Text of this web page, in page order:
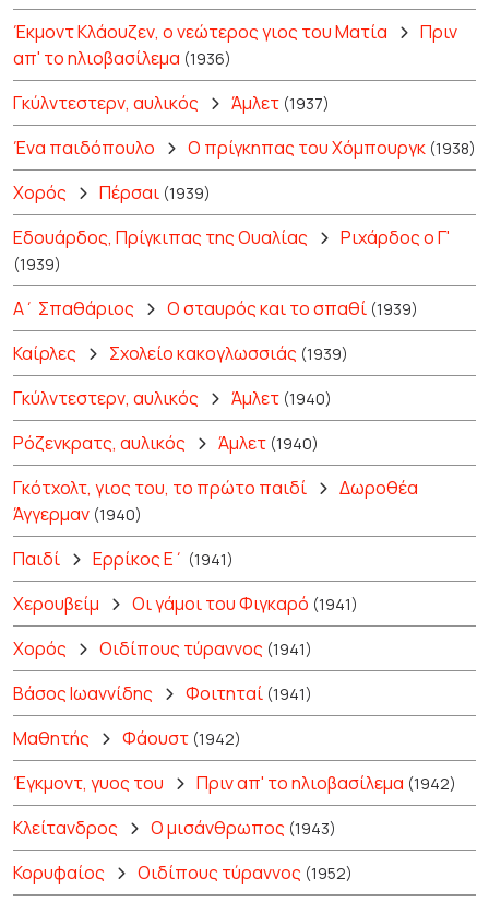
Έκμοντ Κλάουζεν, ο νεώτερος γιος του Ματία
Πριν
απ' το ηλιοβασίλεμα (1936)
Γκύλντεστερν, αυλικός Άμλετ (1937)
Ένα παιδόπουλο Ο πρίγκηπας του Χόμπουργκ (1938)
Χορός Πέρσαι (1939)
Εδουάρδος, Πρίγκιπας της Ουαλίας Ριχάρδος ο Γ'
(1939)
Α΄ Σπαθάριος Ο σταυρός και το σπαθί (1939)
Καίρλες Σχολείο κακογλωσσιάς (1939)
Γκύλντεστερν, αυλικός Άμλετ (1940)
Ρόζενκρατς, αυλικός Άμλετ (1940)
Γκότχολτ, γιος του, το πρώτο παιδί
Δωροθέα
Άγγερμαν (1940)
Παιδί Ερρίκος Ε΄ (1941)
Χερουβείμ Οι γάμοι του Φιγκαρό (1941)
Χορός Οιδίπους τύραννος (1941)
Βάσος Ιωαννίδης Φοιτηταί (1941)
Μαθητής Φάουστ (1942)
Έγκμοντ, γυος του Πριν απ' το ηλιοβασίλεμα (1942)
Κλείτανδρος Ο μισάνθρωπος (1943)
Κορυφαίος Οιδίπους τύραννος (1952)